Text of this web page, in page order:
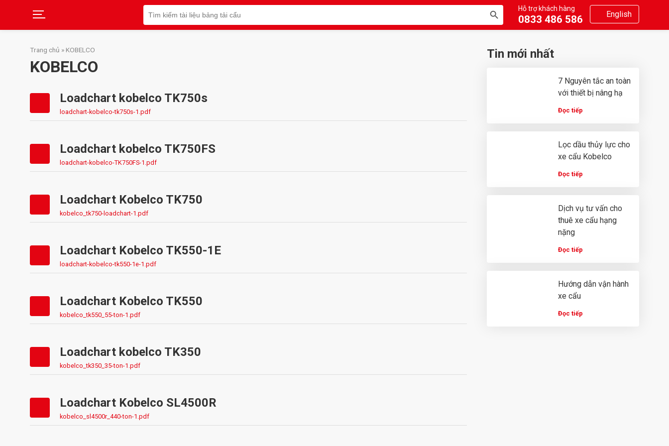
Search
for:
SEARCH
BUTTON
Hỗ trợ khách hàng
0833 486 586 English
Trang chủ » KOBELCO
KOBELCO
Loadchart kobelco TK750s
loadchart-kobelco-tk750s-1.pdf
Loadchart kobelco TK750FS
loadchart-kobelco-TK750FS-1.pdf
Loadchart Kobelco TK750
kobelco_tk750-loadchart-1.pdf
Loadchart Kobelco TK550-1E
loadchart-kobelco-tk550-1e-1.pdf
Loadchart Kobelco TK550
kobelco_tk550_55-ton-1.pdf
Loadchart kobelco TK350
kobelco_tk350_35-ton-1.pdf
Loadchart Kobelco SL4500R
kobelco_sl4500r_440-ton-1.pdf
Tin mới nhất
7 Nguyên tắc an toàn
với thiết bị nâng hạ
Đọc tiếp
Lọc dầu thủy lực cho
xe cẩu Kobelco
Đọc tiếp
Dịch vụ tư vấn cho
thuê xe cẩu hạng
nặng
Đọc tiếp
Hướng dẫn vận hành
xe cẩu
Đọc tiếp